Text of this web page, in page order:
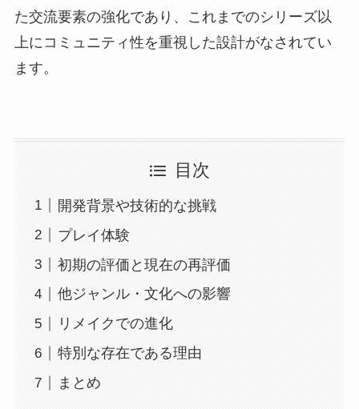
た交流要素の強化であり、これまでのシリーズ以
上にコミュニティ性を重視した設計がなされてい
ます。
目次
開発背景や技術的な挑戦
プレイ体験
初期の評価と現在の再評価
他ジャンル・文化への影響
リメイクでの進化
特別な存在である理由
まとめ